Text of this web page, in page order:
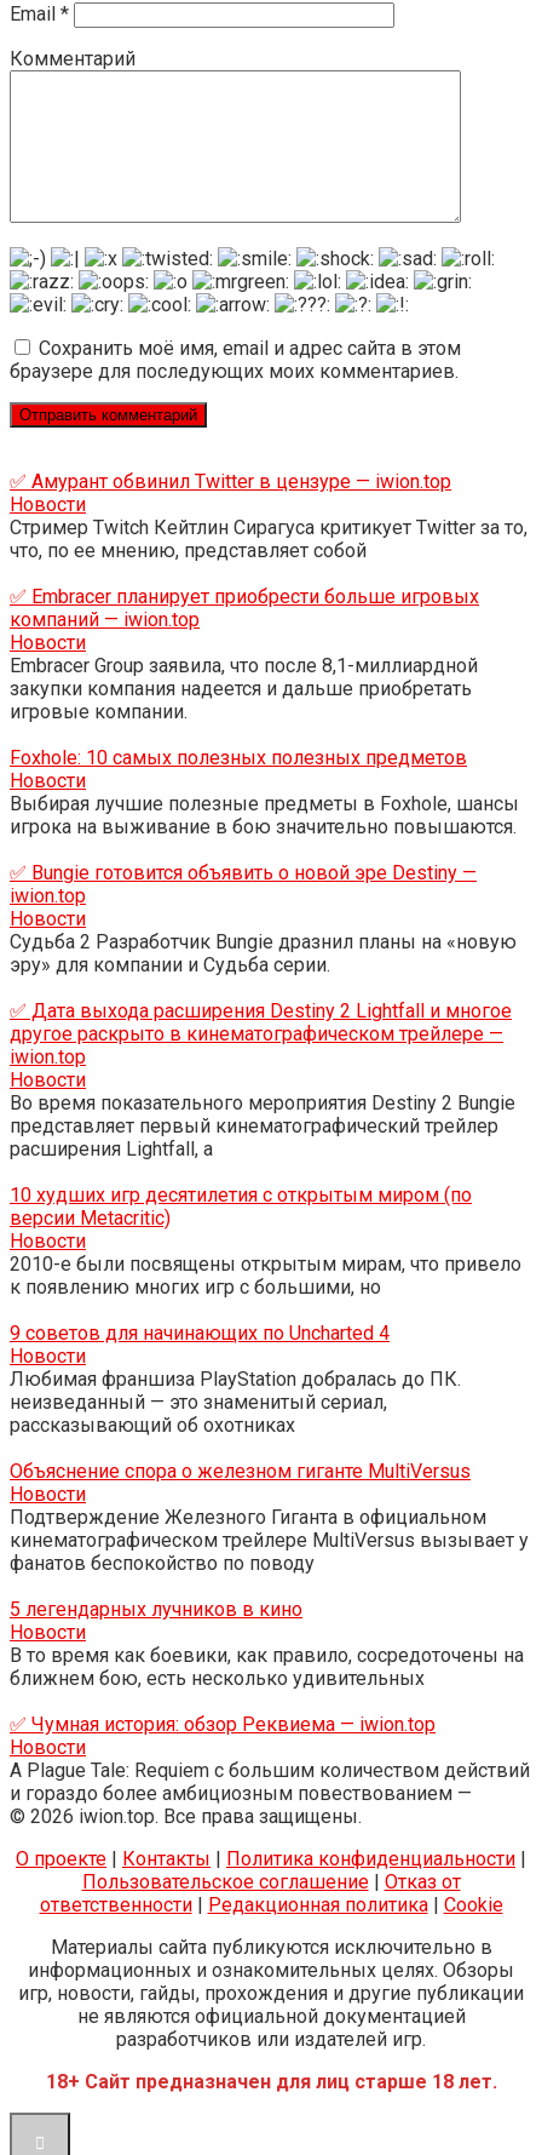
Email *
Комментарий
Сохранить моё имя, email и адрес сайта в этом
браузере для последующих моих комментариев.
✅ Амурант обвинил Twitter в цензуре — iwion.top
Новости
Стример Twitch Кейтлин Сирагуса критикует Twitter за то,
что, по ее мнению, представляет собой
✅ Embracer планирует приобрести больше игровых
компаний — iwion.top
Новости
Embracer Group заявила, что после 8,1-миллиардной
закупки компания надеется и дальше приобретать
игровые компании.
Foxhole: 10 самых полезных полезных предметов
Новости
Выбирая лучшие полезные предметы в Foxhole, шансы
игрока на выживание в бою значительно повышаются.
✅ Bungie готовится объявить о новой эре Destiny —
iwion.top
Новости
Судьба 2 Разработчик Bungie дразнил планы на «новую
эру» для компании и Судьба серии.
✅ Дата выхода расширения Destiny 2 Lightfall и многое
другое раскрыто в кинематографическом трейлере —
iwion.top
Новости
Во время показательного мероприятия Destiny 2 Bungie
представляет первый кинематографический трейлер
расширения Lightfall, а
10 худших игр десятилетия с открытым миром (по
версии Metacritic)
Новости
2010-е были посвящены открытым мирам, что привело
к появлению многих игр с большими, но
9 советов для начинающих по Uncharted 4
Новости
Любимая франшиза PlayStation добралась до ПК.
неизведанный — это знаменитый сериал,
рассказывающий об охотниках
Объяснение спора о железном гиганте MultiVersus
Новости
Подтверждение Железного Гиганта в официальном
кинематографическом трейлере MultiVersus вызывает у
фанатов беспокойство по поводу
5 легендарных лучников в кино
Новости
В то время как боевики, как правило, сосредоточены на
ближнем бою, есть несколько удивительных
✅ Чумная история: обзор Реквиема — iwion.top
Новости
A Plague Tale: Requiem с большим количеством действий
и гораздо более амбициозным повествованием —
© 2026 iwion.top. Все права защищены.
О проекте | Контакты | Политика конфиденциальности |
Пользовательское соглашение| Отказ от
ответственности| Редакционная политика| Cookie
Материалы сайта публикуются исключительно в
информационных и ознакомительных целях. Обзоры
игр, новости, гайды, прохождения и другие публикации
не являются официальной документацией
разработчиков или издателей игр.
18+ Сайт предназначен для лиц старше 18 лет.